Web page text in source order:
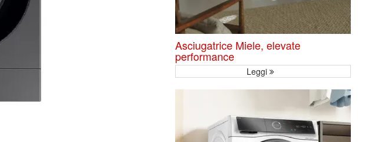
Asciugatrice Miele, elevate
performance
Leggi